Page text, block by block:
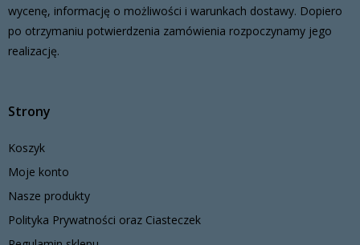
wycenę, informację o możliwości i warunkach dostawy. Dopiero
po otrzymaniu potwierdzenia zamówienia rozpoczynamy jego
realizację.
Strony
Koszyk
Moje konto
Nasze produkty
Polityka Prywatności oraz Ciasteczek